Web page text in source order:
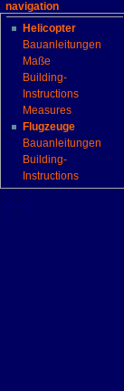
navigation
Helicopter
Bauanleitungen
Maße
Building-
Instructions
Measures
Flugzeuge
Bauanleitungen
Building-
Instructions